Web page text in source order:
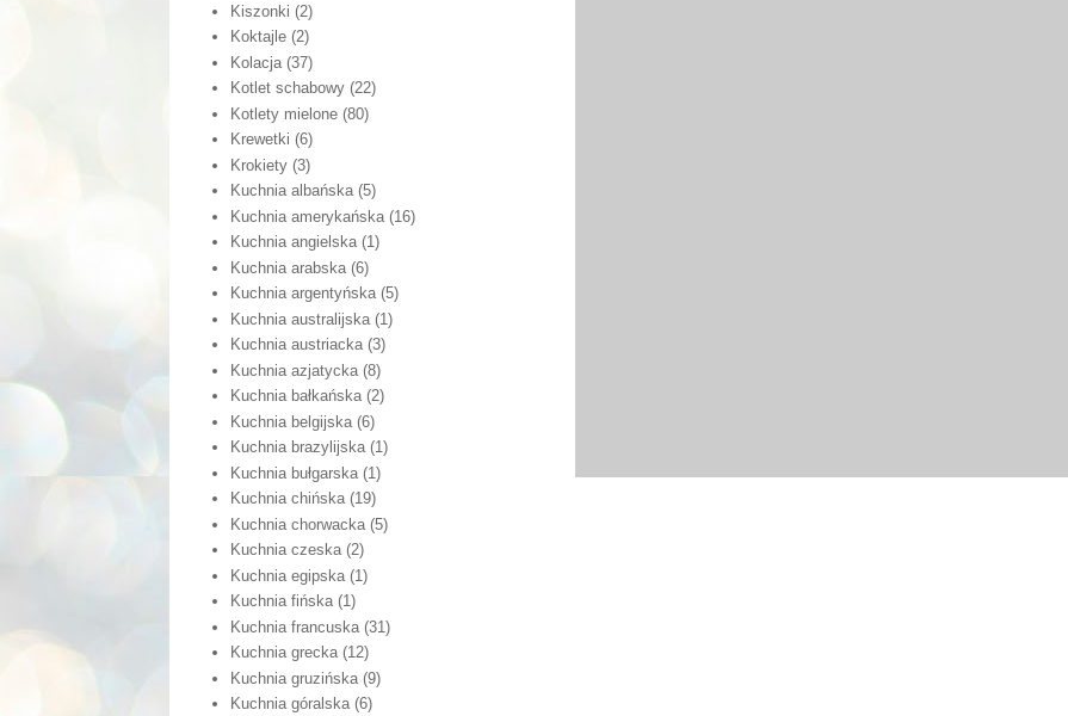
Kiszonki (2)
Koktajle (2)
Kolacja (37)
Kotlet schabowy (22)
Kotlety mielone (80)
Krewetki (6)
Krokiety (3)
Kuchnia albańska (5)
Kuchnia amerykańska (16)
Kuchnia angielska (1)
Kuchnia arabska (6)
Kuchnia argentyńska (5)
Kuchnia australijska (1)
Kuchnia austriacka (3)
Kuchnia azjatycka (8)
Kuchnia bałkańska (2)
Kuchnia belgijska (6)
Kuchnia brazylijska (1)
Kuchnia bułgarska (1)
Kuchnia chińska (19)
Kuchnia chorwacka (5)
Kuchnia czeska (2)
Kuchnia egipska (1)
Kuchnia fińska (1)
Kuchnia francuska (31)
Kuchnia grecka (12)
Kuchnia gruzińska (9)
Kuchnia góralska (6)